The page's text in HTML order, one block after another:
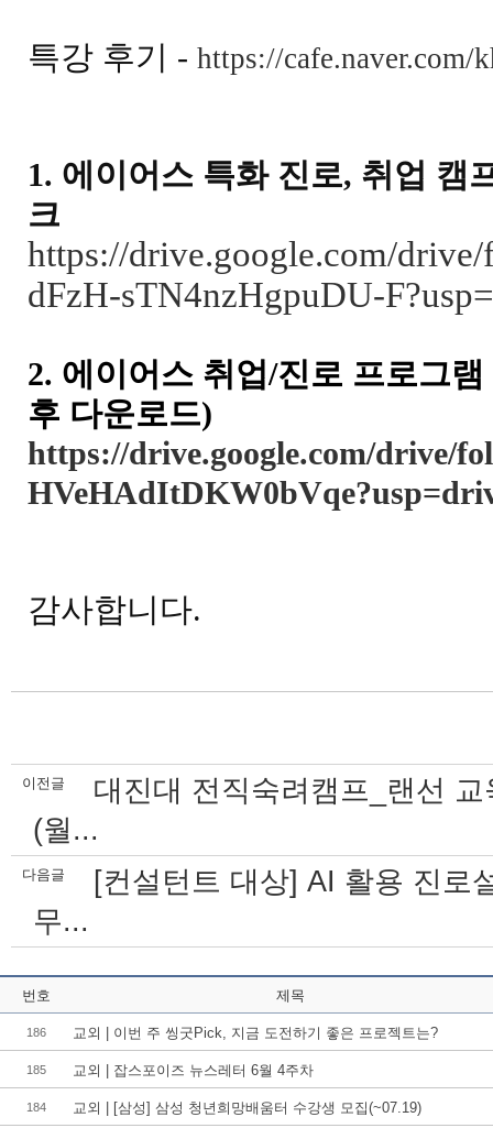
특강 후기 - https://cafe.naver.com/
1. 에이어스 특화 진로, 취업 캠
크
https://drive.google.com/
dFzH-sTN4nzHgpuDU-
2. 에이어스 취업/진로 프로그
후 다운로드)
https://drive.google.com/drive/
감사합니다.
이전글
대진대 전직숙려캠프_랜선
(월...
다음글
[컨설턴트 대상] AI 활용 진로
무...
번호 제목
186 교외 | 이번 주 씽굿Pick, 지금 도전하기 좋은 프로젝트는?
185 교외 | 잡스포이즈 뉴스레터 6월 4주차
184 교외 | [삼성] 삼성 청년희망배움터 수강생 모집(~07.19)